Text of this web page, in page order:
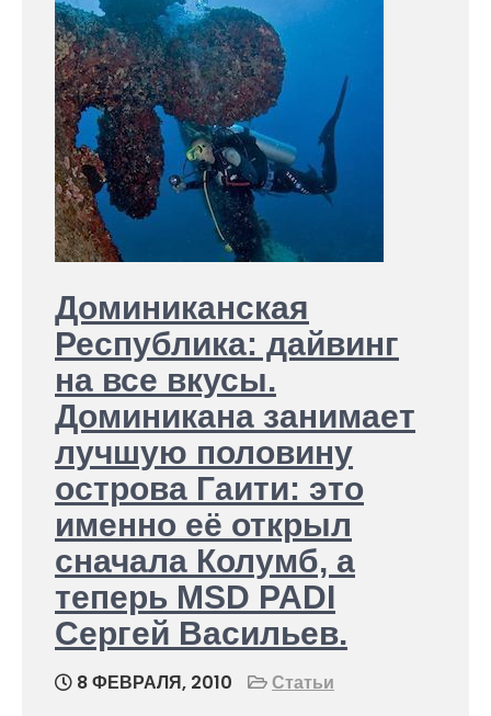
Доминиканская
Республика: дайвинг
на все вкусы.
Доминикана занимает
лучшую половину
острова Гаити: это
именно её открыл
сначала Колумб, а
теперь MSD PADI
Сергей Васильев.
8 ФЕВРАЛЯ, 2010
Статьи